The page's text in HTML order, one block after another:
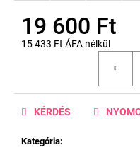
19 600 Ft
15 433 Ft ÁFA nélkül
Kategória:
KÉRDÉS